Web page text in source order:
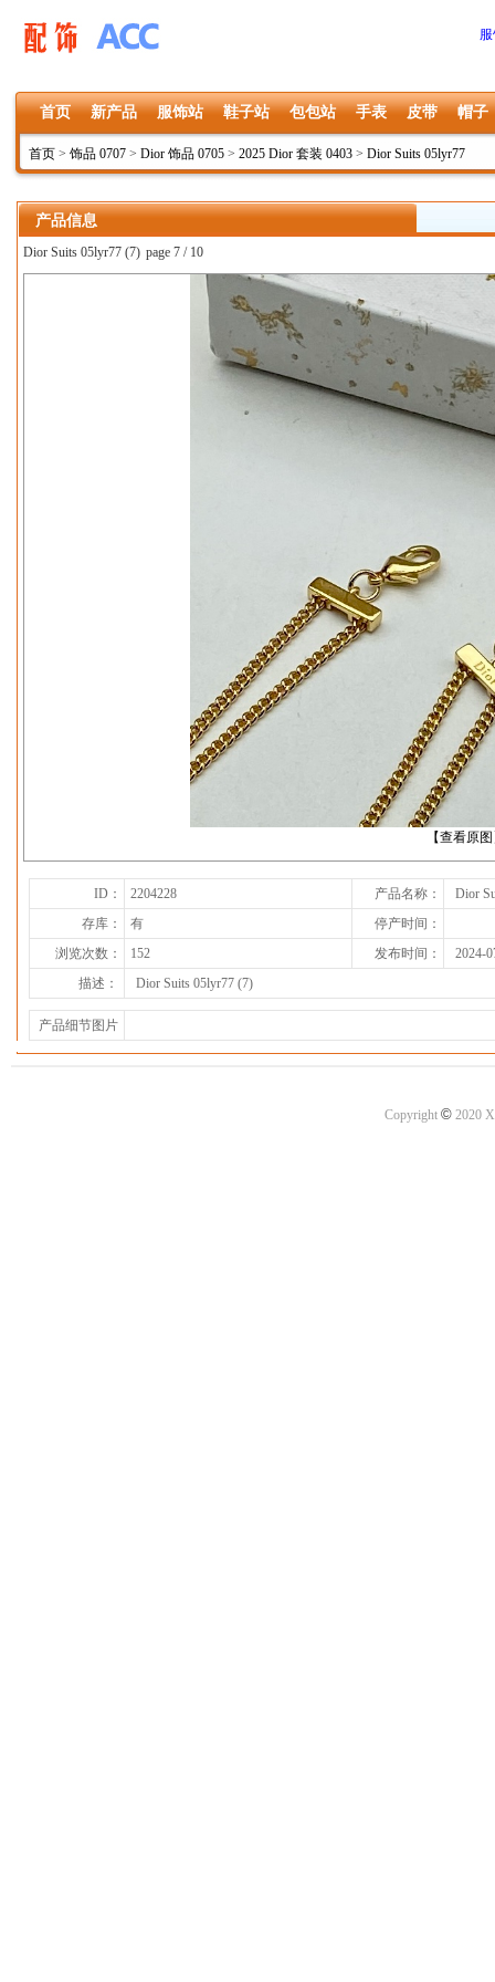
首页 新产品 服饰站 鞋子站 包包站 手表 皮带 帽子
首页 > 饰品 0707 > Dior 饰品 0705 > 2025 Dior 套装 0403 > Dior Suits 05lyr77
产品信息
Dior Suits 05lyr77 (7) page 7 / 10
【查看原
下一张
ID： 2204228 产品名称：
Dior
存库：
有
停产时间：
浏览次数：
152 发布时间：
2024-
描述：
Dior Suits 05lyr77 (7)
产品细节图片
Copyright ©2020